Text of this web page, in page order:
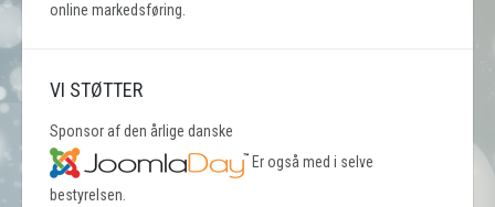
online markedsføring.
VI STØTTER
Sponsor af den årlige danske
Er også med i selve
bestyrelsen.